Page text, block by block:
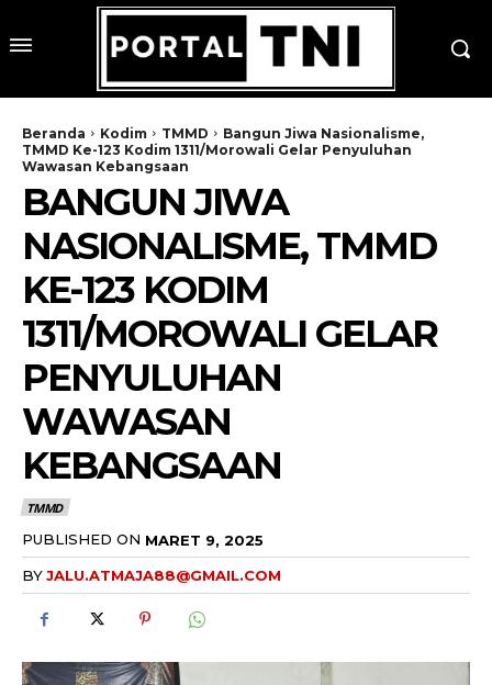
Beranda Kodim TMMD
Bangun Jiwa Nasionalisme,
TMMD Ke-123 Kodim 1311/Morowali Gelar Penyuluhan
Wawasan Kebangsaan
BANGUN JIWA
NASIONALISME, TMMD
KE-123 KODIM
1311/MOROWALI GELAR
PENYULUHAN
WAWASAN
KEBANGSAAN
TMMD
PUBLISHED ON MARET 9, 2025
BYJALU.ATMAJA88@GMAIL.COM